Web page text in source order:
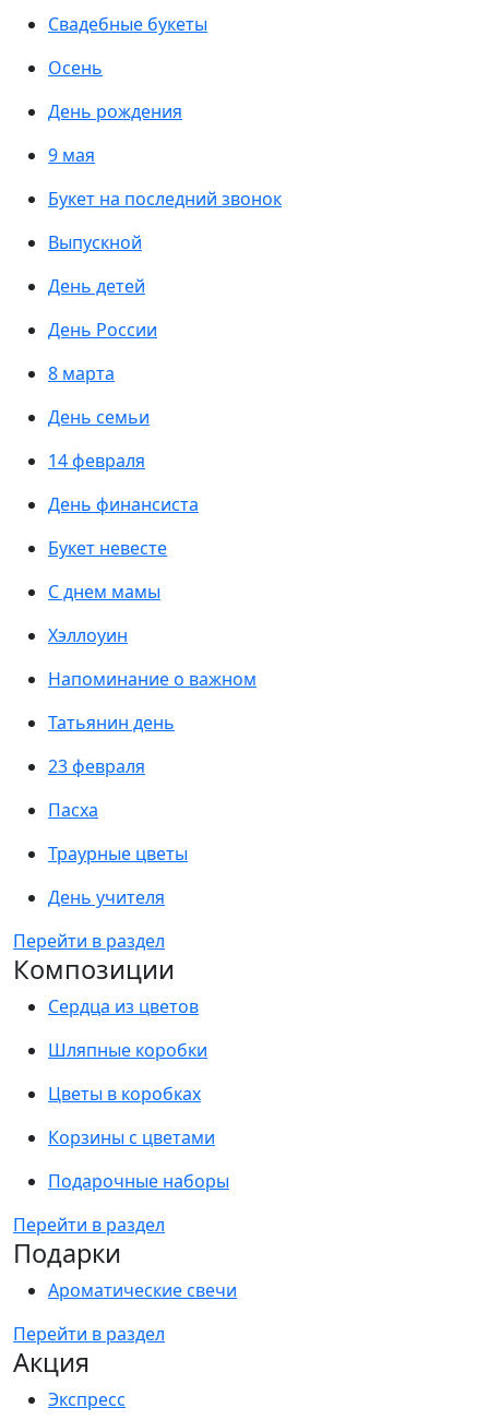
Свадебные букеты
Осень
День рождения
9 мая
Букет на последний звонок
Выпускной
День детей
День России
8 марта
День семьи
14 февраля
День финансиста
Букет невесте
С днем мамы
Хэллоуин
Напоминание о важном
Татьянин день
23 февраля
Пасха
Траурные цветы
День учителя
Перейти в раздел
Композиции
Сердца из цветов
Шляпные коробки
Цветы в коробках
Корзины с цветами
Подарочные наборы
Перейти в раздел
Подарки
Ароматические свечи
Перейти в раздел
Акция
Экспресс